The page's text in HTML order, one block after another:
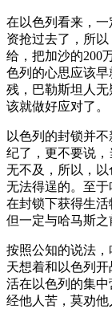
在以色列看来，
资抢过去了，所
给，把加沙的200
色列的心思应该
残，巴勒斯坦人
该就做好应对了。
以色列的封锁并
纪了，更不要说
无不及，所以，
无法得逞的。至
在封锁下获得生活
但一定与哈马斯之
按照公知的说法
天想着和以色列
活在以色列的集
经他人苦，莫劝